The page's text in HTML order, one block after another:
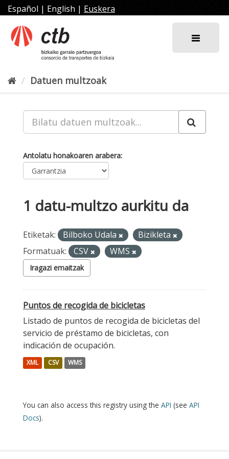
Joan
edukira
Español | English | Euskera
Datuen multzoak
Antolatu honakoaren arabera
1 datu-multzo aurkitu da
Etiketak: Bilboko Udala
Bizikleta
Formatuak:
CSV WMS
Iragazi emaitzak
Puntos de recogida de bicicletas
Listado de puntos de recogida de bicicletas del
servicio de préstamo de bicicletas, con
indicación de ocupación.
XML CSV WMS
You can also access this registry using the API (see API
Docs).